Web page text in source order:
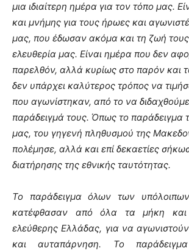
μια ιδιαίτερη ημέρα για τον τόπο μας.
και μνήμης για τους ήρωες και
μας, που έδωσαν ακόμα και τη ζωή τους
ελευθερία μας. Είναι ημέρα που δεν
παρελθόν, αλλά κυρίως στο παρόν και
δεν υπάρχει καλύτερος τρόπος να
που αγωνίστηκαν, από το να
παράδειγμά τους. Όπως το παράδειγμα
μας, του γηγενή πληθυσμού της
πολέμησε, αλλά και επί δεκαετίες
διατήρησης της εθνικής ταυτότητας.
Το παράδειγμα όλων των
κατέφθασαν από όλα τα μήκη
ελεύθερης Ελλάδας, για να
και αυταπάρνηση. Το